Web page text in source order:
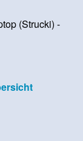
(Strucki) -